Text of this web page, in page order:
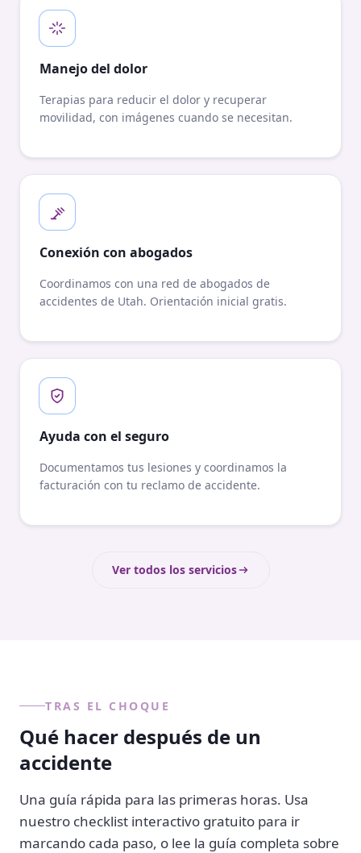
Manejo del dolor
Terapias para reducir el dolor y recuperar
movilidad, con imágenes cuando se necesitan.
Conexión con abogados
Coordinamos con una red de abogados de
accidentes de Utah. Orientación inicial gratis.
Ayuda con el seguro
Documentamos tus lesiones y coordinamos la
facturación con tu reclamo de accidente.
Ver todos los servicios
TRAS EL CHOQUE
Qué hacer después de un
accidente
Una guía rápida para las primeras horas. Usa
nuestro checklist interactivo gratuito para ir
marcando cada paso, o lee la guía completa sobre